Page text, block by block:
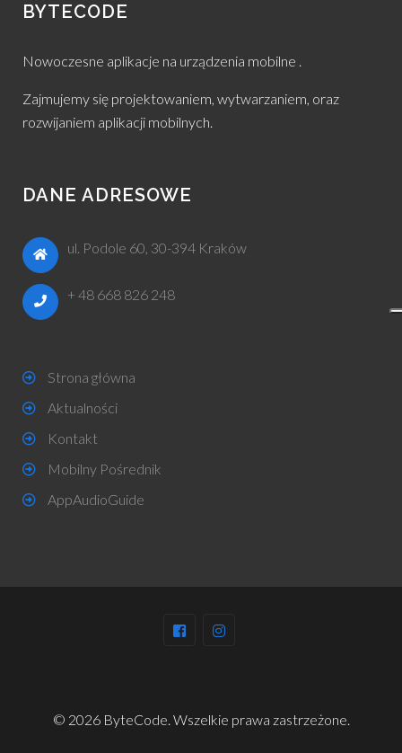
BYTECODE
Nowoczesne aplikacje na urządzenia mobilne .
Zajmujemy się projektowaniem, wytwarzaniem, oraz
rozwijaniem aplikacji mobilnych.
DANE ADRESOWE
ul. Podole 60, 30-394 Kraków
+ 48 668 826 248
Strona główna
Aktualności
Kontakt
Mobilny Pośrednik
AppAudioGuide
© 2026 ByteCode. Wszelkie prawa zastrzeżone.